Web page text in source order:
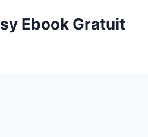
Ebook Gratuit